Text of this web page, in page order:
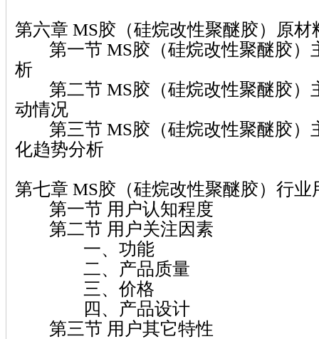
第六章 MS胶（硅烷改性聚醚胶）原材
第一节 MS胶（硅烷改性聚醚胶）
析
第二节 MS胶（硅烷改性聚醚胶）
动情况
第三节 MS胶（硅烷改性聚醚胶）
化趋势分析
第七章 MS胶（硅烷改性聚醚胶）行业
第一节 用户认知程度
第二节 用户关注因素
一、功能
二、产品质量
三、价格
四、产品设计
第三节 用户其它特性